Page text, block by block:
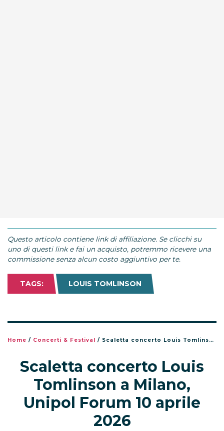
Questo articolo contiene link di affiliazione. Se clicchi su
uno di questi link e fai un acquisto, potremmo ricevere una
commissione senza alcun costo aggiuntivo per te.
TAGS: LOUIS TOMLINSON
Home / Concerti & Festival / Scaletta concerto Louis Tomlinson a Milano, Unipol Forum 10 aprile 2026
Scaletta concerto Louis
Tomlinson a Milano,
Unipol Forum 10 aprile
2026